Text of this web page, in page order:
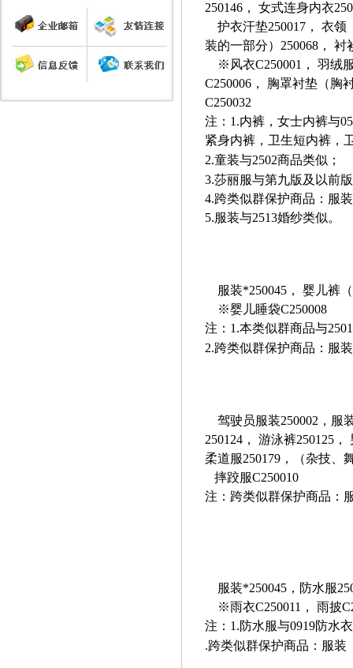
250146， 女式连身内衣
护衣汗垫250017， 衣领
装的一部分）250068， 衬
※风衣C250001， 羽绒服
C250006， 胸罩衬垫（胸
C250032
注：1.内裤，女士内裤与
紧身内裤，卫生短内裤，
2.童装与2502商品类似；
3.莎丽服与第九版及以前
4.跨类似群保护商品：服
5.服装与2513婚纱类似。
服装*250045， 婴儿裤
※婴儿睡袋C250008
注：1.本类似群商品与
2.跨类似群保护商品：服
驾驶员服装250002，服
250124， 游泳裤250125
柔道服250179，（杂技、
摔跤服C250010
注：跨类似群保护商品：
服装*250045，防水服
※雨衣C250011， 雨披
注：1.防水服与0919防水
.跨类似群保护商品：服装